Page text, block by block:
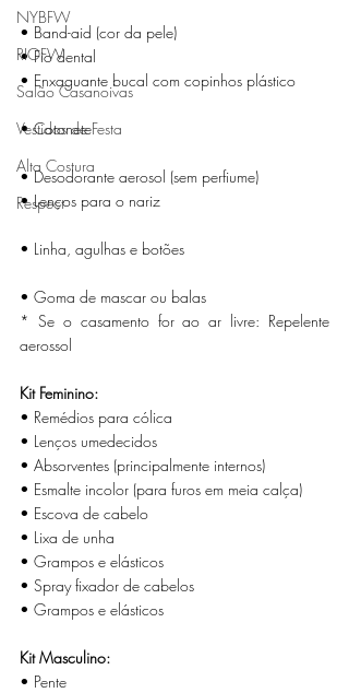
NYBFW
RIOFW
Salão Casanoivas
Vestidos de Festa
Alta Costura
Respect
• Band-aid (cor da pele)
• Fio dental
• Enxaguante bucal com copinhos plástico
• Cotonete
• Desodorante aerosol (sem perfiume)
• Lenços para o nariz
• Linha, agulhas e botões
• Goma de mascar ou balas
* Se o casamento for ao ar livre: Repelente
aerossol
Kit Feminino:
• Remédios para cólica
• Lenços umedecidos
• Absorventes (principalmente internos)
• Esmalte incolor (para furos em meia calça)
• Escova de cabelo
• Lixa de unha
• Grampos e elásticos
• Spray fixador de cabelos
• Grampos e elásticos
Kit Masculino:
• Pente